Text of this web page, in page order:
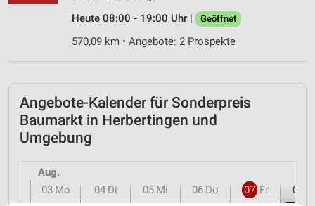
Heute 08:00 - 19:00 Uhr |
Geöffnet
570,09 km • Angebote: 2 Prospekte
Angebote-Kalender für Sonderpreis
Baumarkt in Herbertingen und
Umgebung
Aug.
03 Mo 04 Di 05 Mi 06 Do 07 Fr 08